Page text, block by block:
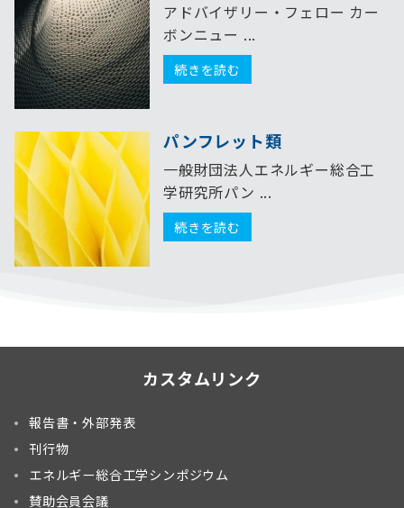
アドバイザリー・フェロー カー
ボンニュー ...
続きを読む
パンフレット類
一般財団法人エネルギー総合工
学研究所パン ...
続きを読む
カスタムリンク
報告書・外部発表
刊行物
エネルギー総合工学シンポジウム
賛助会員会議